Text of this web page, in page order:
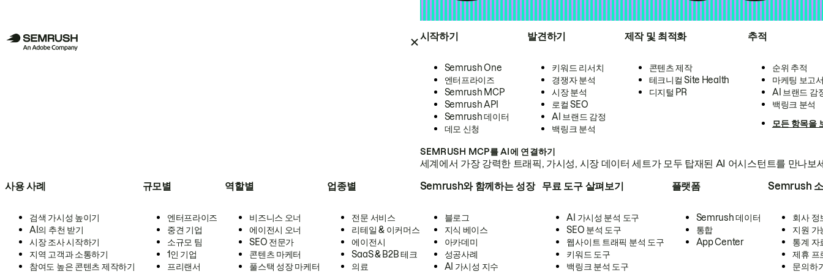
시작하기
Semrush One
엔터프라이즈
Semrush MCP
Semrush API
Semrush 데이터
데모 신청
발견하기
키워드 리서치
경쟁자 분석
시장 분석
로컬 SEO
AI 브랜드 감정
백링크 분석
제작 및 최적화
콘텐츠 제작
테크니컬 Site Health
디지털 PR
추적
순위 추적
마케팅 보고
AI 브랜드 감
백링크 분석
모든 항목을
SEMRUSH MCP를 AI에 연결하기
세계에서 가장 강력한 트래픽, 가시성, 시장 데이터 세트가 모두 탑재된 AI 어시스턴트를 만나보
사용 사례
검색 가시성 높이기
AI의 추천 받기
시장 조사 시작하기
지역 고객과 소통하기
참여도 높은 콘텐츠 제작하기
규모별
엔터프라이즈
중견 기업
소규모 팀
1인 기업
프리랜서
역할별
비즈니스 오너
에이전시 오너
SEO 전문가
콘텐츠 마케터
풀스택 성장 마케터
업종별
전문 서비스
리테일 & 이커머스
에이전시
SaaS & B2B 테크
의료
Semrush와 함께하는 성장
블로그
지식 베이스
아카데미
성공사례
AI 가시성 지수
무료 도구 살펴보기
AI 가시성 분석 도구
SEO 분석 도구
웹사이트 트래픽 분석 도구
키워드 도구
백링크 분석 도구
플랫폼
Semrush 데이터
통합
App Center
Semrush
회사 정
지원 가
통계 자
제휴 프
문의하